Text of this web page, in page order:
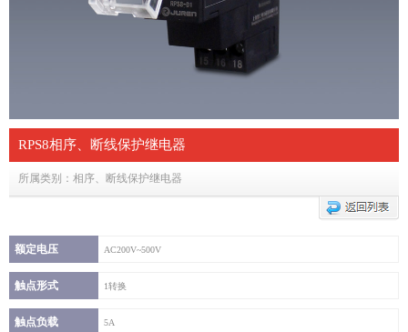
RPS8相序、断线保护继电器
所属类别：相序、断线保护继电器
额定电压 AC200V~500V
触点形式 1转换
触点负载 5A